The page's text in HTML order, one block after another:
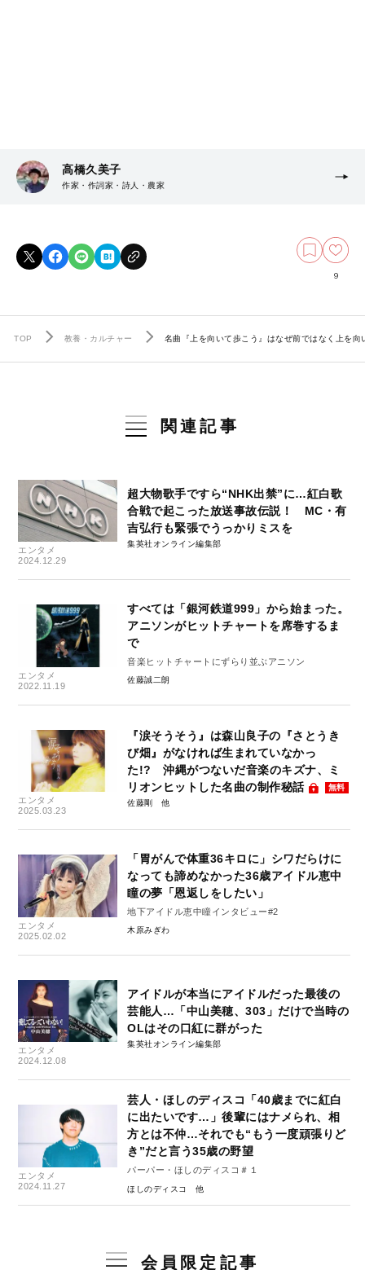
高橋久美子
作家・作詞家・詩人・農家
9
TOP 教養・カルチャー 名曲『上を向いて歩こう』はなぜ前ではなく上を
関連記事
エンタメ
2024.12.29
超大物歌手ですら“NHK出禁”に…紅白歌
合戦で起こった放送事故伝説！ MC・有
吉弘行も緊張でうっかりミスを
集英社オンライン編集部
エンタメ
2022.11.19
すべては「銀河鉄道999」から始まった。
アニソンがヒットチャートを席巻するま
で
音楽ヒットチャートにずらり並ぶアニソン
佐藤誠二朗
エンタメ
2025.03.23
『涙そうそう』は森山良子の『さとうき
び畑』がなければ生まれていなかっ
た!? 沖縄がつないだ音楽のキズナ、ミ
リオンヒットした名曲の制作秘話
無料
佐藤剛
エンタメ
2025.02.02
「胃がんで体重36キロに」シワだらけに
なっても諦めなかった36歳アイドル恵中
瞳の夢「恩返しをしたい」
地下アイドル恵中瞳インタビュー#2
木原みぎわ
エンタメ
2024.12.08
アイドルが本当にアイドルだった最後の
芸能人…「中山美穂、303」だけで当時の
OLはその口紅に群がった
集英社オンライン編集部
エンタメ
2024.11.27
芸人・ほしのディスコ「40歳までに紅白
に出たいです…」後輩にはナメられ、相
方とは不仲…それでも“もう一度頑張りど
き”だと言う35歳の野望
パーパー・ほしのディスコ＃１
ほしのディスコ
会員限定記事